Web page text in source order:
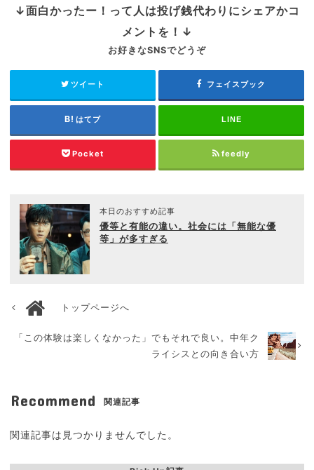
↓面白かったー！って人は投げ銭代わりにシェアかコ
メントを！↓
お好きなSNSでどうぞ
ツイート フェイスブック
はてブ LINE
Pocket feedly
本日のおすすめ記事
優等と有能の違い。社会には「無能な優
等」が多すぎる
トップページへ
「この体験は楽しくなかった」でもそれで良い。中年ク
ライシスとの向き合い方
Recommend 関連記事
関連記事は見つかりませんでした。